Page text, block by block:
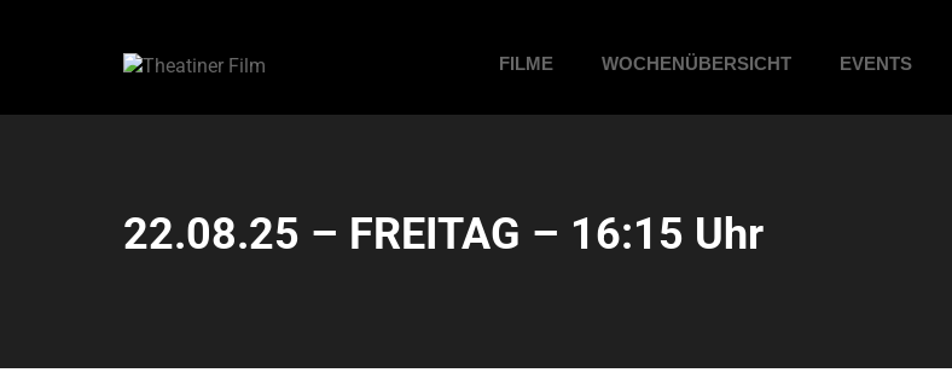
FILME WOCHENÜBERSICHT EVENTS
22.08.25 – FREITAG – 16:15 Uhr